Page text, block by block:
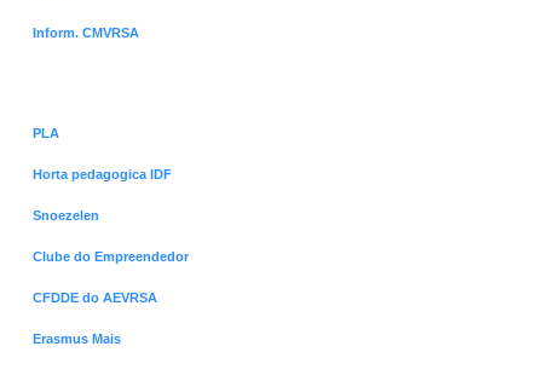
Inform. CMVRSA
PLA
Horta pedagogica IDF
Snoezelen
Clube do Empreendedor
CFDDE do AEVRSA
Erasmus Mais